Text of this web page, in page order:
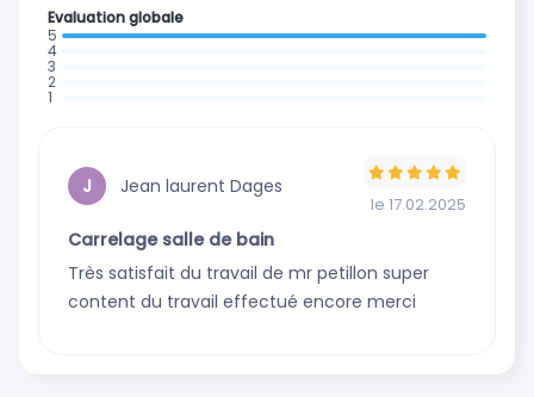
Evaluation globale
avis
avis
J Jean laurent Dages
le 17.02.2025
Carrelage salle de bain
Très satisfait du travail de mr petillon super
content du travail effectué encore merci